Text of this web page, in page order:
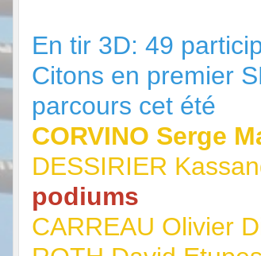
En tir 3D: 49
Citons en premier
parcours cet été
CORVINO Serge
DESSIRIER
podiums
CARREAU Olivier